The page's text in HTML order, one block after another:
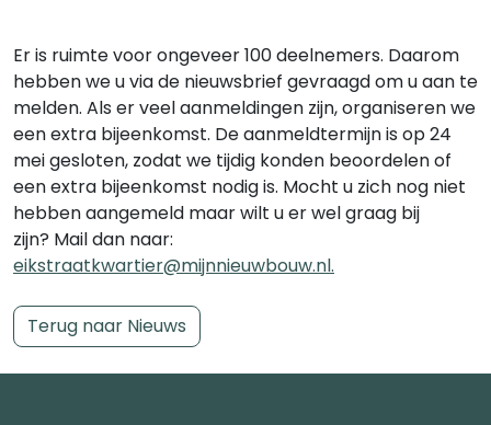
Er is ruimte voor ongeveer 100 deelnemers. Daarom
hebben we u via de nieuwsbrief gevraagd om u aan te
melden. Als er veel aanmeldingen zijn, organiseren we
een extra bijeenkomst. De aanmeldtermijn is op 24
mei gesloten, zodat we tijdig konden beoordelen of
een extra bijeenkomst nodig is. Mocht u zich nog niet
hebben aangemeld maar wilt u er wel graag bij
zijn? Mail dan naar:
eikstraatkwartier@mijnnieuwbouw.nl.
Terug naar Nieuws